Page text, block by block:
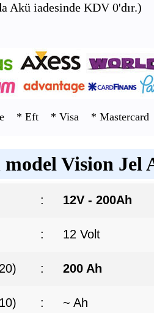
Akü iadesinde KDV 0'dır.)
* Eft * Visa * Mastercard
model Vision
: 12V - 200Ah
: 12 Volt
: 200 Ah
: ~ Ah